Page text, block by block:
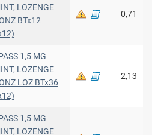
LOZENGE
BTx12
0,71
1,5 MG
LOZENGE
LOZ BTx36
2,13
1,5 MG
LOZENGE